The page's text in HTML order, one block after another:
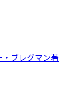
・ブレグマン著